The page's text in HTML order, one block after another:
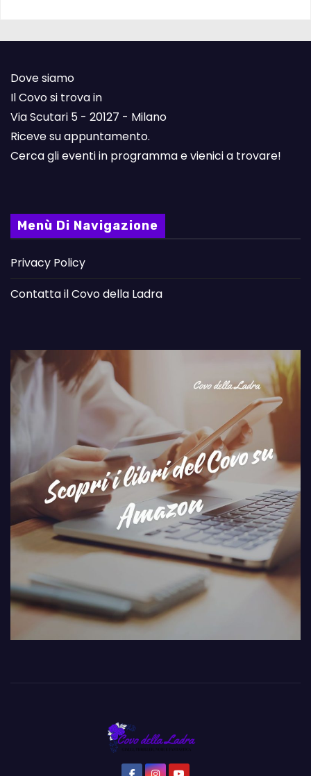
Dove siamo
Il Covo si trova in
Via Scutari 5 - 20127 - Milano
Riceve su appuntamento.
Cerca gli eventi in programma e vienici a trovare!
Menù Di Navigazione
Privacy Policy
Contatta il Covo della Ladra